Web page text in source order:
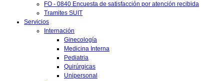
FO - 0840 Encuesta de satisfacción por atención recibida
Tramites SUIT
Servicios
Internación
Ginecología
Medicina Interna
Pediatria
Quirúrgicas
Unipersonal